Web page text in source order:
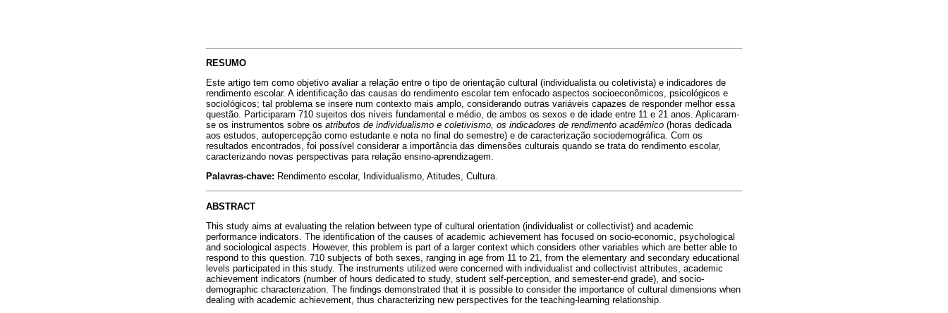
RESUMO
Este artigo tem como objetivo avaliar a relação entre o tipo de orientação cultural (individualista ou coletivista) e indicadores de
rendimento escolar. A identificação das causas do rendimento escolar tem enfocado aspectos socioeconômicos, psicológicos e
sociológicos; tal problema se insere num contexto mais amplo, considerando outras variáveis capazes de responder melhor essa
questão. Participaram 710 sujeitos dos níveis fundamental e médio, de ambos os sexos e de idade entre 11 e 21 anos. Aplicaram-
se os instrumentos sobre os atributos de individualismo e coletivismo, os indicadores de rendimento acadêmico (horas dedicada
aos estudos, autopercepção como estudante e nota no final do semestre) e de caracterização sociodemográfica. Com os
resultados encontrados, foi possível considerar a importância das dimensões culturais quando se trata do rendimento escolar,
caracterizando novas perspectivas para relação ensino-aprendizagem.
Palavras-chave: Rendimento escolar, Individualismo, Atitudes, Cultura.
ABSTRACT
This study aims at evaluating the relation between type of cultural orientation (individualist or collectivist) and academic
performance indicators. The identification of the causes of academic achievement has focused on socio-economic, psychological
and sociological aspects. However, this problem is part of a larger context which considers other variables which are better able to
respond to this question. 710 subjects of both sexes, ranging in age from 11 to 21, from the elementary and secondary educational
levels participated in this study. The instruments utilized were concerned with individualist and collectivist attributes, academic
achievement indicators (number of hours dedicated to study, student self-perception, and semester-end grade), and socio-
demographic characterization. The findings demonstrated that it is possible to consider the importance of cultural dimensions when
dealing with academic achievement, thus characterizing new perspectives for the teaching-learning relationship.